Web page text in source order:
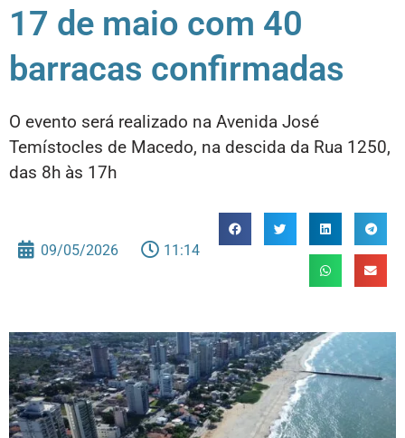
17 de maio com 40
barracas confirmadas
O evento será realizado na Avenida José
Temístocles de Macedo, na descida da Rua 1250,
das 8h às 17h
09/05/2026 11:14